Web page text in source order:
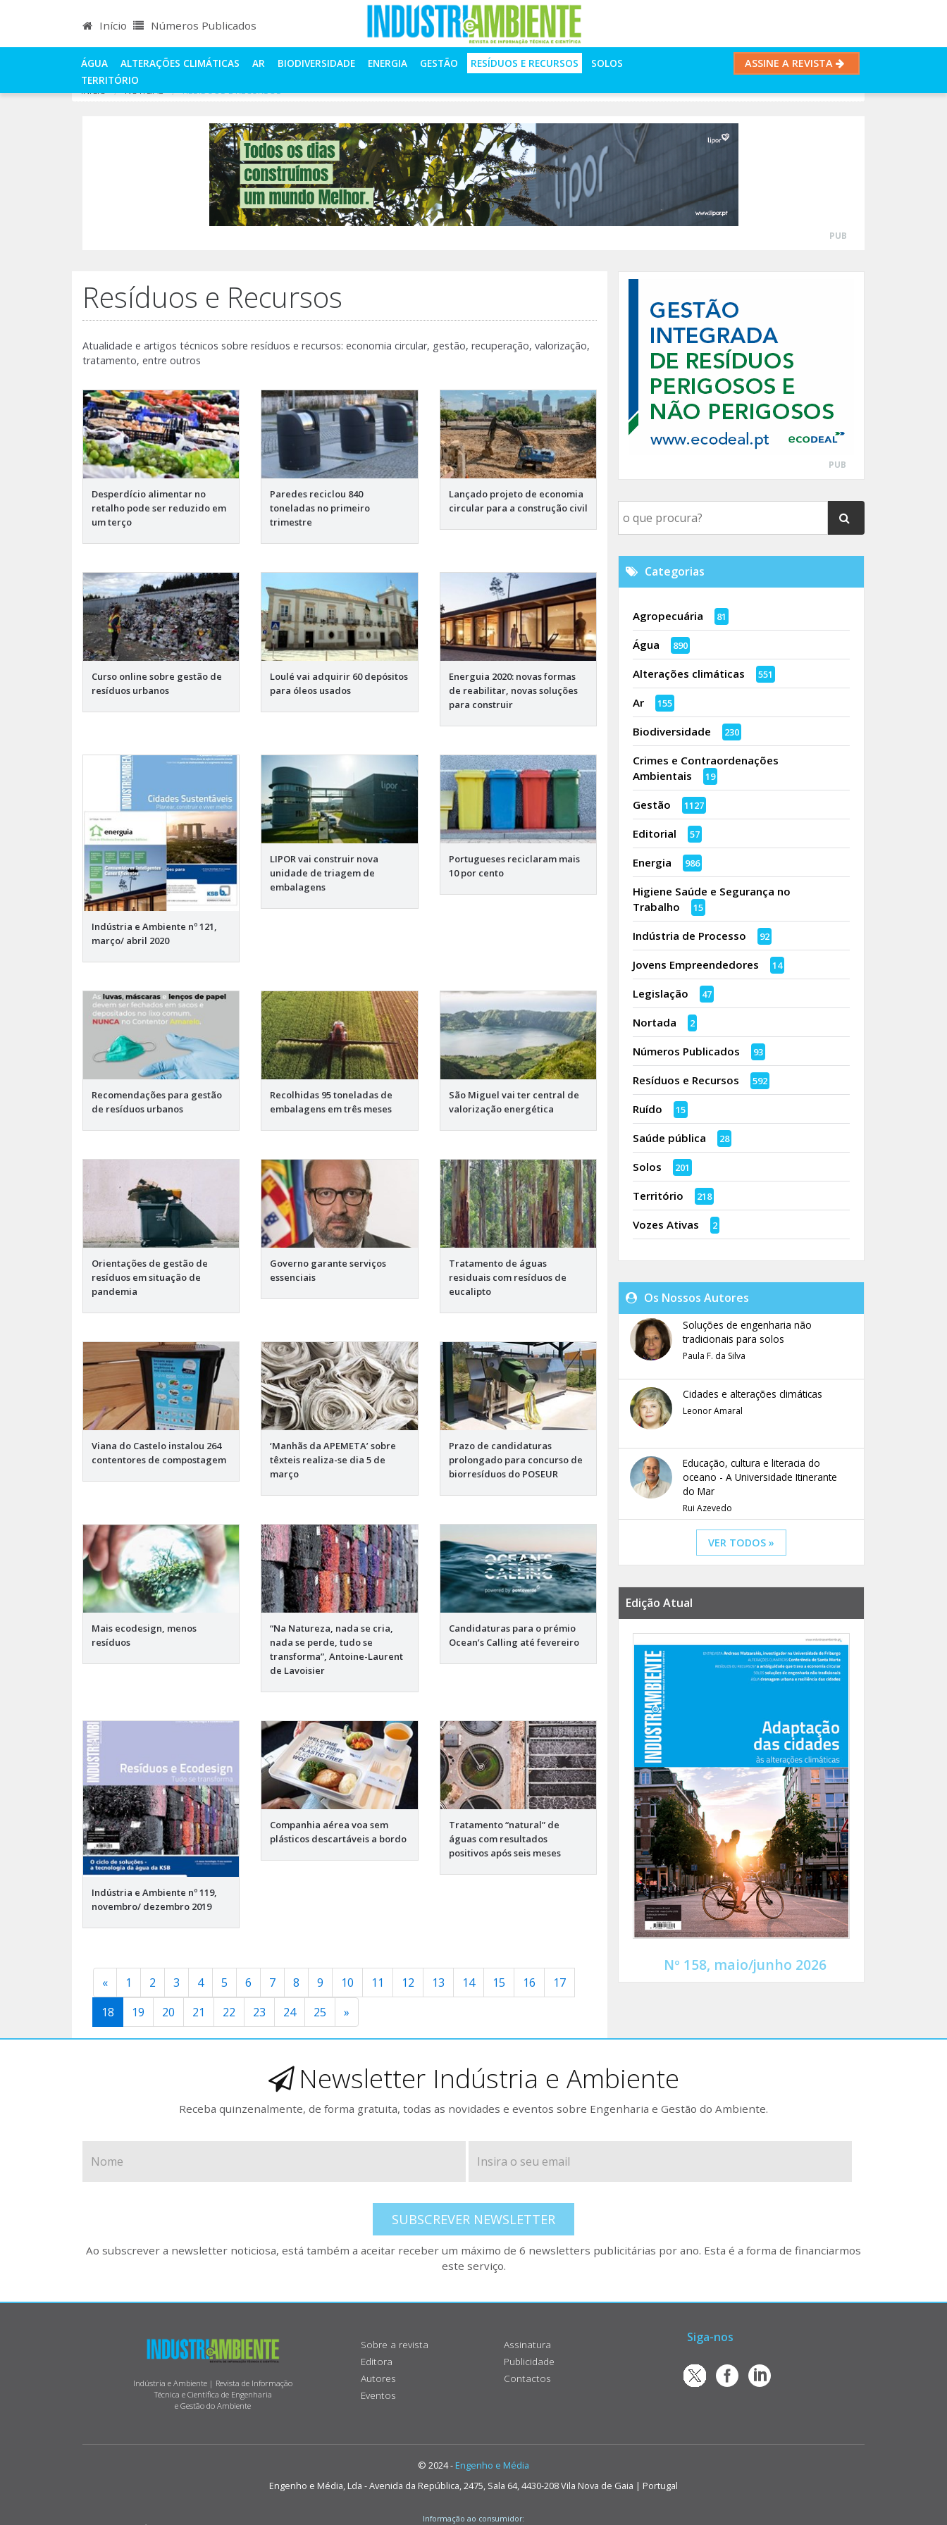
Início Números Publicados
ÁGUA ALTERAÇÕES CLIMÁTICAS AR BIODIVERSIDADE ENERGIA GESTÃO RESÍDUOS E RECURSOS
SOLOS
TERRITÓRIO
ASSINE A REVISTA
INÍCIO NOTÍCIAS RESÍDUOS E RECURSOS
PUB
Resíduos e Recursos
Atualidade e artigos técnicos sobre resíduos e recursos: economia circular, gestão, recuperação, valorização,
tratamento, entre outros
Desperdício alimentar no
retalho pode ser reduzido em
um terço
Paredes reciclou 840
toneladas no primeiro
trimestre
Lançado projeto de economia
circular para a construção civil
Curso online sobre gestão de
resíduos urbanos
Loulé vai adquirir 60 depósitos
para óleos usados
Energuia 2020: novas formas
de reabilitar, novas soluções
para construir
Indústria e Ambiente nº 121,
março/ abril 2020
LIPOR vai construir nova
unidade de triagem de
embalagens
Portugueses reciclaram mais
10 por cento
Recomendações para gestão
de resíduos urbanos
Recolhidas 95 toneladas de
embalagens em três meses
São Miguel vai ter central de
valorização energética
Orientações de gestão de
resíduos em situação de
pandemia
Governo garante serviços
essenciais
Tratamento de águas
residuais com resíduos de
eucalipto
Viana do Castelo instalou 264
contentores de compostagem
‘Manhãs da APEMETA’ sobre
têxteis realiza-se dia 5 de
março
Prazo de candidaturas
prolongado para concurso de
biorresíduos do POSEUR
Mais ecodesign, menos
resíduos
“Na Natureza, nada se cria,
nada se perde, tudo se
transforma”, Antoine-Laurent
de Lavoisier
Candidaturas para o prémio
Ocean’s Calling até fevereiro
Indústria e Ambiente nº 119,
novembro/ dezembro 2019
Companhia aérea voa sem
plásticos descartáveis a bordo
Tratamento “natural” de
águas com resultados
positivos após seis meses
« 1 2 3 4 5 6 7 8 9 10 11 12 13 14 15 16
17
18
19 20 21 22 23 24 25 »
PUB
Categorias
Agropecuária 81
Água 890
Alterações climáticas 551
Ar 155
Biodiversidade 230
Crimes e Contraordenações
Ambientais
19
Gestão 1127
Editorial 57
Energia 986
Higiene Saúde e Segurança no
Trabalho
15
Indústria de Processo 92
Jovens Empreendedores 14
Legislação 47
Nortada 2
Números Publicados 93
Resíduos e Recursos 592
Ruído 15
Saúde pública 28
Solos 201
Território 218
Vozes Ativas 2
Os Nossos Autores
Soluções de engenharia não
tradicionais para solos
Paula F. da Silva
Cidades e alterações climáticas
Leonor Amaral
Educação, cultura e literacia do
oceano - A Universidade Itinerante
do Mar
Rui Azevedo
VER TODOS »
Edição Atual
Nº 158, maio/junho 2026
Newsletter Indústria e Ambiente
Receba quinzenalmente, de forma gratuita, todas as novidades e eventos sobre Engenharia e Gestão do Ambiente.
SUBSCREVER NEWSLETTER
Ao subscrever a newsletter noticiosa, está também a aceitar receber um máximo de 6 newsletters publicitárias por ano. Esta é a forma de financiarmos
este serviço.
Indústria e Ambiente | Revista de Informação
Técnica e Científica de Engenharia
e Gestão do Ambiente
Sobre a revista
Editora
Autores
Eventos
Assinatura
Publicidade
Contactos
Siga-nos
© 2024 - Engenho e Média
Engenho e Média, Lda - Avenida da República, 2475, Sala 64, 4430-208 Vila Nova de Gaia | Portugal
Informação ao consumidor: